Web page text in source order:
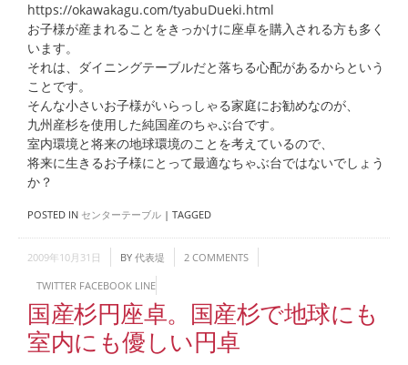
https://okawakagu.com/tyabuDueki.html
お子様が産まれることをきっかけに座卓を購入される方も多く
います。
それは、ダイニングテーブルだと落ちる心配があるからという
ことです。
そんな小さいお子様がいらっしゃる家庭にお勧めなのが、
九州産杉を使用した純国産のちゃぶ台です。
室内環境と将来の地球環境のことを考えているので、
将来に生きるお子様にとって最適なちゃぶ台ではないでしょう
か？
POSTED IN センターテーブル | TAGGED
2009年10月31日 BY 代表堤 2 COMMENTS
TWITTER FACEBOOK LINE
国産杉円座卓。国産杉で地球にも
室内にも優しい円卓